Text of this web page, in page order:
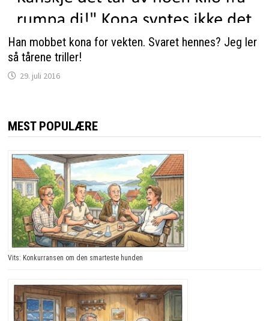
Han mobbet kona for vekten. Svaret hennes? Jeg ler
så tårene triller!
29. juli 2016
MEST POPULÆRE
Vits: Konkurransen om den smarteste hunden